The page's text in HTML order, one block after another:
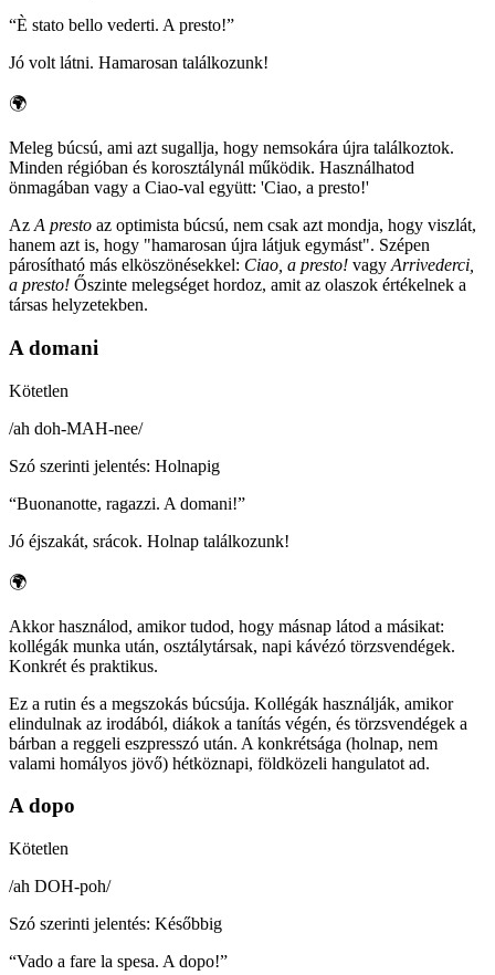
“È stato bello vederti. A presto!”
Jó volt látni. Hamarosan találkozunk!
🌍
Meleg búcsú, ami azt sugallja, hogy nemsokára újra találkoztok.
Minden régióban és korosztálynál működik. Használhatod
önmagában vagy a Ciao-val együtt: 'Ciao, a presto!'
Az A presto az optimista búcsú, nem csak azt mondja, hogy viszlát,
hanem azt is, hogy "hamarosan újra látjuk egymást". Szépen
párosítható más elköszönésekkel: Ciao, a presto! vagy Arrivederci,
a presto! Őszinte melegséget hordoz, amit az olaszok értékelnek a
társas helyzetekben.
A domani
Kötetlen
/ah doh-MAH-nee/
Szó szerinti jelentés: Holnapig
“Buonanotte, ragazzi. A domani!”
Jó éjszakát, srácok. Holnap találkozunk!
🌍
Akkor használod, amikor tudod, hogy másnap látod a másikat:
kollégák munka után, osztálytársak, napi kávézó törzsvendégek.
Konkrét és praktikus.
Ez a rutin és a megszokás búcsúja. Kollégák használják, amikor
elindulnak az irodából, diákok a tanítás végén, és törzsvendégek a
bárban a reggeli eszpresszó után. A konkrétsága (holnap, nem
valami homályos jövő) hétköznapi, földközeli hangulatot ad.
A dopo
Kötetlen
/ah DOH-poh/
Szó szerinti jelentés: Későbbig
“Vado a fare la spesa. A dopo!”